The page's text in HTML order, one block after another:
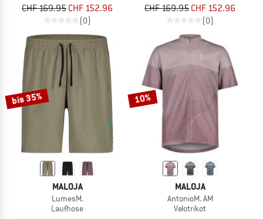
CHF 169.95 CHF 152.96
(0)
CHF 169.95 CHF 152.96
(0)
bis 35%
MALOJA
LumesM.
Laufhose
10%
MALOJA
AntonioM. AM
Velotrikot